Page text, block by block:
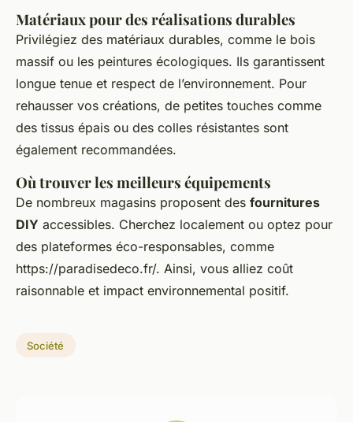
Matériaux pour des réalisations durables
Privilégiez des matériaux durables, comme le bois
massif ou les peintures écologiques. Ils garantissent
longue tenue et respect de l’environnement. Pour
rehausser vos créations, de petites touches comme
des tissus épais ou des colles résistantes sont
également recommandées.
Où trouver les meilleurs équipements
De nombreux magasins proposent des fournitures
DIY accessibles. Cherchez localement ou optez pour
des plateformes éco-responsables, comme
https://paradisedeco.fr/. Ainsi, vous alliez coût
raisonnable et impact environnemental positif.
Société